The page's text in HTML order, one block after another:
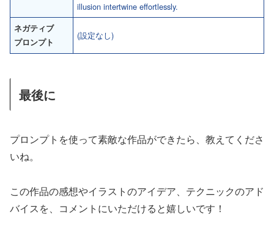
illusion intertwine effortlessly.
ネガティブ
プロンプト
(設定なし)
最後に
プロンプトを使って素敵な作品ができたら、教えてくださ
いね。
この作品の感想やイラストのアイデア、テクニックのアド
バイスを、コメントにいただけると嬉しいです！